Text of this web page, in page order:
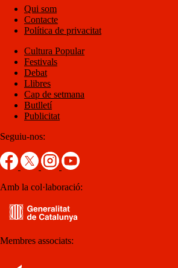
Qui som
Contacte
Política de privacitat
Cultura Popular
Festivals
Debat
Llibres
Cap de setmana
Butlletí
Publicitat
Seguiu-nos:
Amb la col·laboració:
Membres associats: